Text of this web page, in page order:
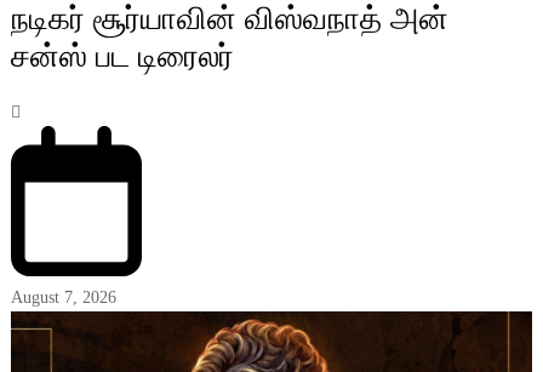
நடிகர் சூர்யாவின் விஸ்வநாத் அன்
சன்ஸ் பட டிரைலர்
August 7, 2026